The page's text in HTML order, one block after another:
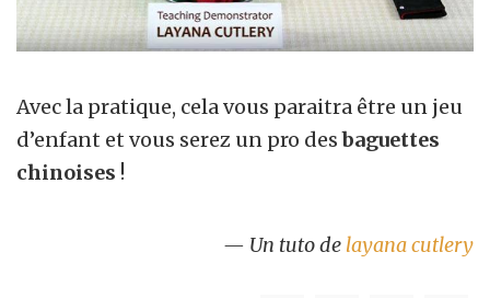
Avec la pratique, cela vous paraitra être un jeu
d’enfant et vous serez un pro desbaguettes
chinoises !
— Un tuto de layana cutlery